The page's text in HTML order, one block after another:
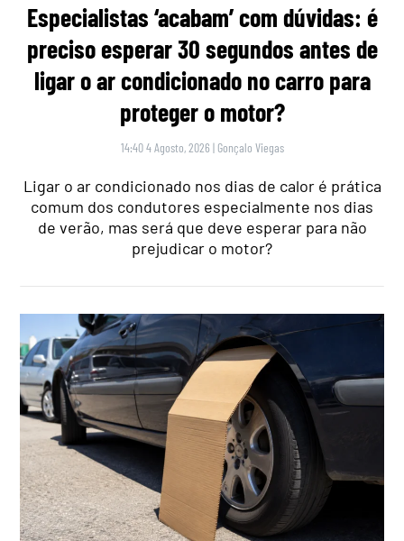
Especialistas ‘acabam’ com dúvidas: é
preciso esperar 30 segundos antes de
ligar o ar condicionado no carro para
proteger o motor?
14:40 4 Agosto, 2026 | Gonçalo Viegas
Ligar o ar condicionado nos dias de calor é prática
comum dos condutores especialmente nos dias
de verão, mas será que deve esperar para não
prejudicar o motor?